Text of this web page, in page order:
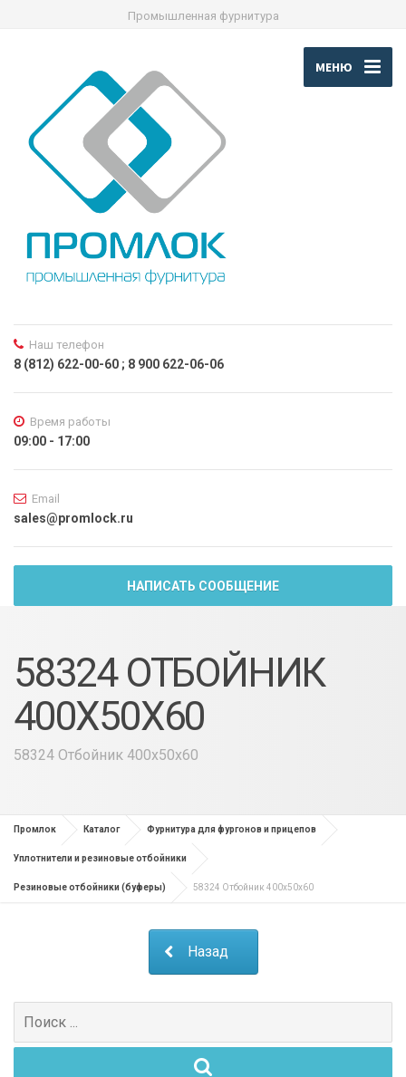
Промышленная фурнитура
МЕНЮ
Наш телефон
8 (812) 622-00-60 ; 8 900 622-06-06
Время работы
09:00 - 17:00
Email
sales@promlock.ru
НАПИСАТЬ СООБЩЕНИЕ
58324 ОТБОЙНИК
400Х50Х60
58324 Отбойник 400х50х60
Промлок Каталог Фурнитура для фургонов и прицепов
Уплотнители и резиновые отбойники
Резиновые отбойники (буферы) 58324 Отбойник 400х50х60
Назад
Поиск
для: